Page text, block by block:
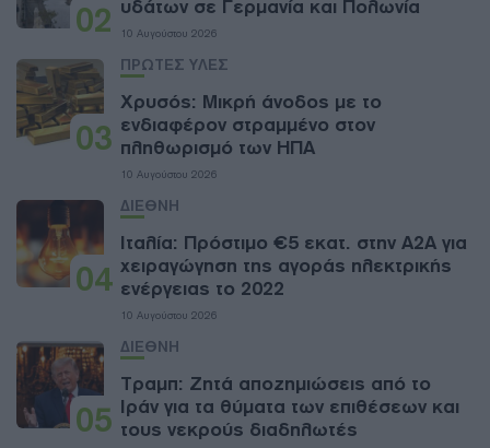
02 υδάτων σε Γερμανία και Πολωνία
10 Αυγούστου 2026
03
ΠΡΩΤΕΣ ΥΛΕΣ
Χρυσός: Μικρή άνοδος με το
ενδιαφέρον στραμμένο στον
πληθωρισμό των ΗΠΑ
10 Αυγούστου 2026
04
ΔΙΕΘΝΗ
Ιταλία: Πρόστιμο €5 εκατ. στην A2A για
χειραγώγηση της αγοράς ηλεκτρικής
ενέργειας το 2022
10 Αυγούστου 2026
05
ΔΙΕΘΝΗ
Τραμπ: Ζητά αποζημιώσεις από το
Ιράν για τα θύματα των επιθέσεων και
τους νεκρούς διαδηλωτές